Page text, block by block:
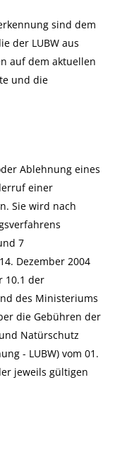
sind dem
der LUBW aus
auf dem aktuellen
und die
Ablehnung eines
einer
Sie wird nach
7
Dezember 2004
10.1 der
des Ministeriums
die Gebühren der
Natürschutz
- LUBW) vom 01.
jeweils gültigen